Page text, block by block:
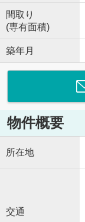
間取り
(専有面積)
築年月
物件概要
所在地
交通